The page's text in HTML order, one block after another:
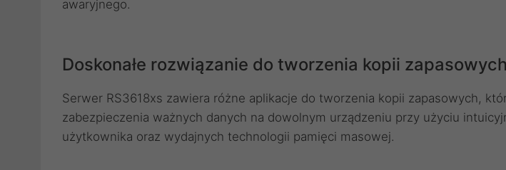
awaryjnego.
Doskonałe rozwiązanie do tworzenia kopii zapasowych
Serwer RS3618xs zawiera różne aplikacje do tworzenia kopii zapasowych,
zabezpieczenia ważnych danych na dowolnym urządzeniu przy użyciu
użytkownika oraz wydajnych technologii pamięci masowej.